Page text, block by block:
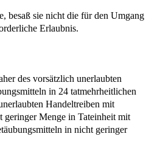
besaß sie nicht die für den Umgang
Erlaubnis.
des vorsätzlich unerlaubten
in 24 tatmehrheitlichen
Handeltreiben mit
geringer Menge in Tateinheit mit
in nicht geringer